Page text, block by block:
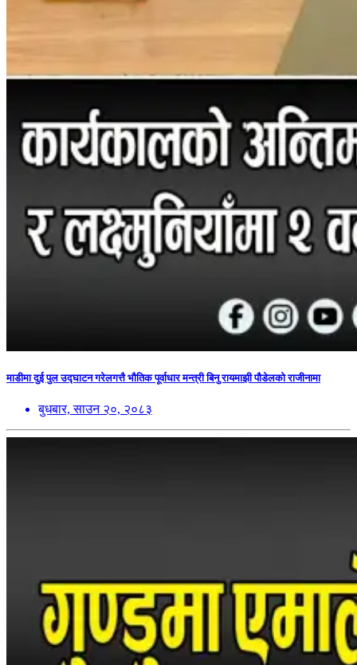
माडीमा दुई पुल उद्घाटन गरेलगत्तै भौतिक पूर्वाधार मन्त्री बिनु रायमाझी पौडेलको राजीनामा
बुधबार, साउन २०, २०८३